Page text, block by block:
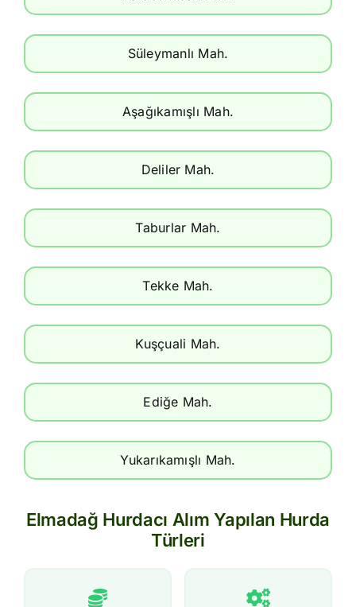
Süleymanlı Mah.
Aşağıkamışlı Mah.
Deliler Mah.
Taburlar Mah.
Tekke Mah.
Kuşçuali Mah.
Ediğe Mah.
Yukarıkamışlı Mah.
Elmadağ Hurdacı Alım Yapılan Hurda
Türleri